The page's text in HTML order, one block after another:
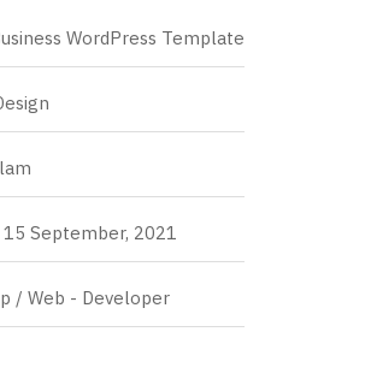
WordPress Template
15 September, 2021
/ Web - Developer